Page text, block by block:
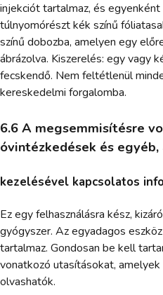
injekciót tartalmaz, és
túlnyomórészt kék színű
színű dobozba, amelyen egy
ábrázolva. Kiszerelés: egy vagy
fecskendő. Nem feltétlenül
kereskedelmi forgalomba.
6.6 A megsemmisítésre
óvintézkedések és
kezelésével kapcsolatos
Ez egy felhasználásra kész,
gyógyszer. Az egyadagos
tartalmaz. Gondosan be kell
vonatkozó utasításokat,
olvashatók.